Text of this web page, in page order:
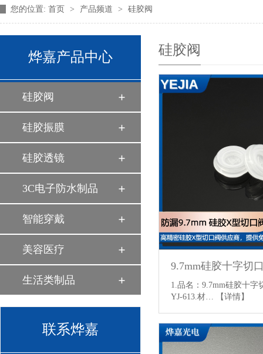
您的位置: 首页 > 产品频道 > 硅胶阀
烨嘉产品中心
硅胶阀
硅胶振膜
硅胶透镜
3C电子防水制品
智能穿戴
美容医疗
生活类制品
联系烨嘉
硅胶阀
9.7mm硅胶十字切
1.品名：9.7mm硅胶十字
YJ-613.材…
【详情】